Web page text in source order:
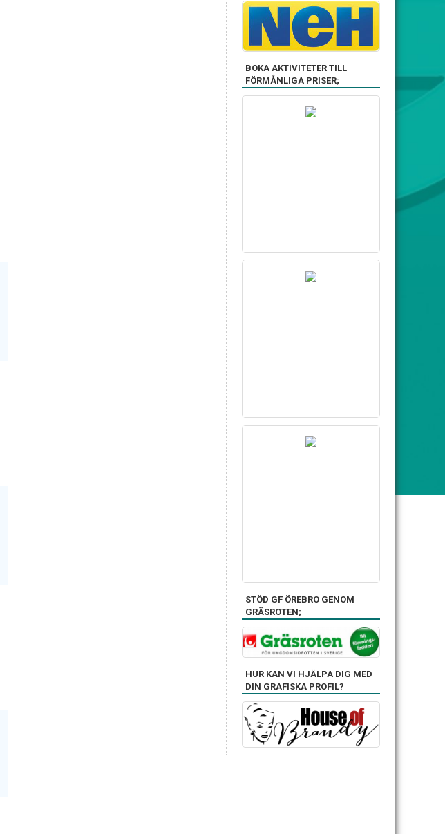
BOKA AKTIVITETER TILL
FÖRMÅNLIGA PRISER;
STÖD GF ÖREBRO GENOM
GRÄSROTEN;
HUR KAN VI HJÄLPA DIG MED
DIN GRAFISKA PROFIL?